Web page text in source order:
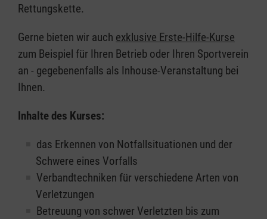
Rettungskette.
Gerne bieten wir auch exklusive Erste-Hilfe-Kurse
zum Beispiel für Ihren Betrieb oder Ihren Sportverein
an - gegebenenfalls als Inhouse-Veranstaltung bei
Ihnen.
Inhalte des Kurses:
das Erkennen von Notfallsituationen und der
Schwere eines Vorfalls
Verbandtechniken für verschiedene Arten von
Verletzungen
Betreuung von schwer Verletzten bis zum